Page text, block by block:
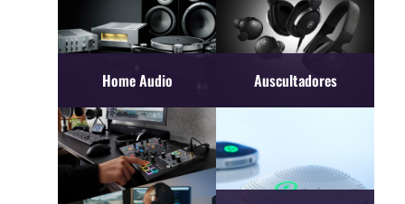
Home Audio Auscultadores